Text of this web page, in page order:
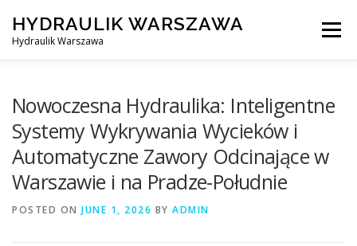
content
HYDRAULIK WARSZAWA
Hydraulik Warszawa
Menu
OBSŁUGIWANE LOKALIZACJE – WARSZAWA I OKOLICE
KONTAKT
Nowoczesna Hydraulika: Inteligentne
Systemy Wykrywania Wycieków i
Automatyczne Zawory Odcinające w
Warszawie i na Pradze-Południe
POSTED ON JUNE 1, 2026 BY ADMIN